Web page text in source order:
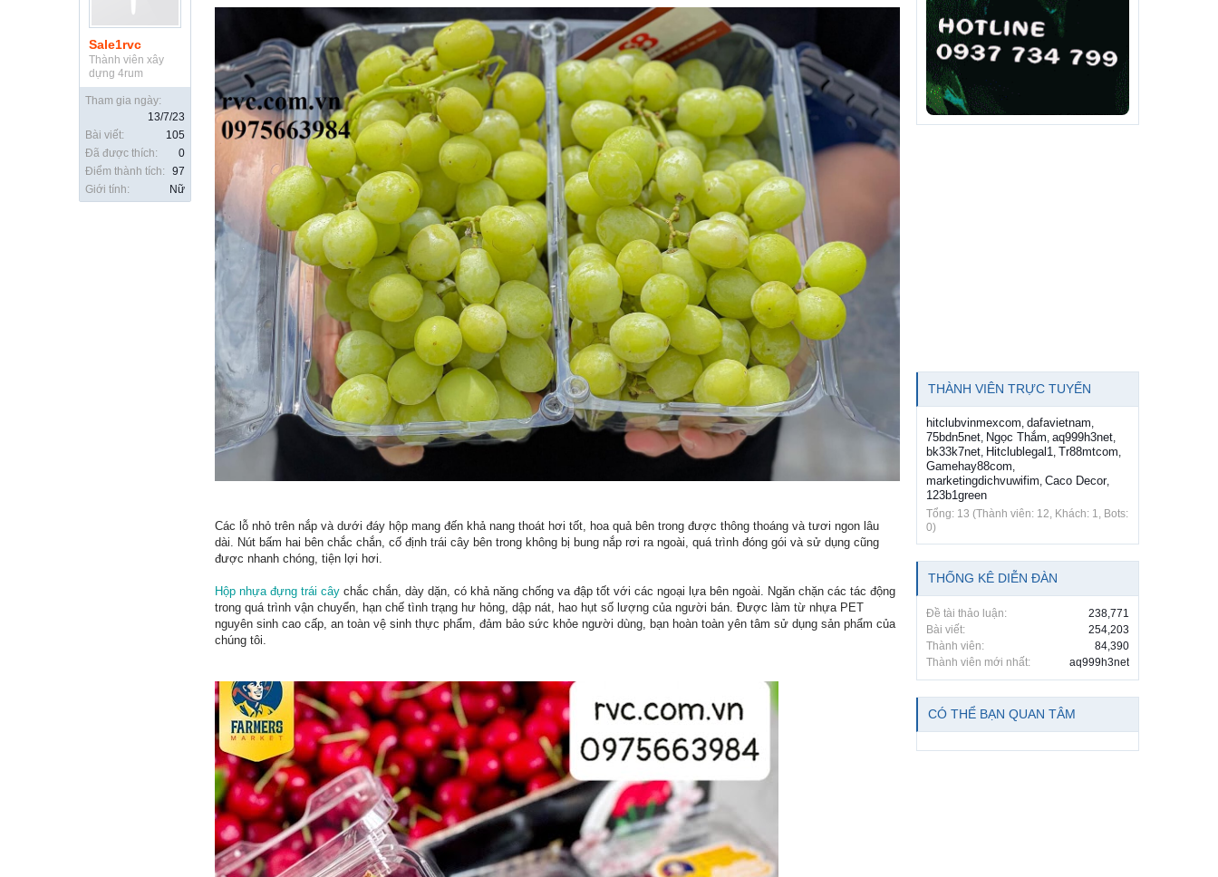
Sale1rvc
Thành viên xây
dựng 4rum
Tham gia ngày:
13/7/23
Bài viết:
105
Đã được thích:
0
Điểm thành tích:
97
Giới tính:
Nữ
Các lỗ nhỏ trên nắp và dưới đáy hộp mang đến khả nang thoát hơi tốt, hoa quả bên trong được thông thoáng và tươi ngon lâu
dài. Nút bấm hai bên chắc chắn, cố định trái cây bên trong không bị bung nắp rơi ra ngoài, quá trình đóng gói và sử dụng cũng
được nhanh chóng, tiện lợi hơi.
Hộp nhựa đựng trái cây chắc chắn, dày dặn, có khả năng chống va đập tốt với các ngoại lựa bên ngoài. Ngăn chặn các tác động
trong quá trình vận chuyển, hạn chế tình trạng hư hỏng, dập nát, hao hụt số lượng của người bán. Được làm từ nhựa PET
nguyên sinh cao cấp, an toàn vệ sinh thực phẩm, đảm bảo sức khỏe người dùng, bạn hoàn toàn yên tâm sử dụng sản phẩm của
chúng tôi.
THÀNH VIÊN TRỰC TUYẾN
hitclubvinmexcom, dafavietnam,
75bdn5net, Ngọc Thắm, aq999h3net,
bk33k7net, Hitclublegal1, Tr88mtcom,
Gamehay88com,
marketingdichvuwifim, Caco Decor,
123b1green
Tổng: 13 (Thành viên: 12, Khách: 1, Bots:
0)
THỐNG KÊ DIỄN ĐÀN
Đề tài thảo luận:
238,771
Bài viết:
254,203
Thành viên:
84,390
Thành viên mới nhất:
aq999h3net
CÓ THỂ BẠN QUAN TÂM